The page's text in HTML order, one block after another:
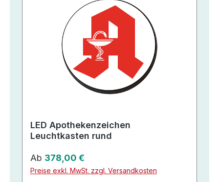
LED Apothekenzeichen
Leuchtkasten rund
Regulärer Preis:
Ab 378,00 €
Preise exkl. MwSt. zzgl. Versandkosten